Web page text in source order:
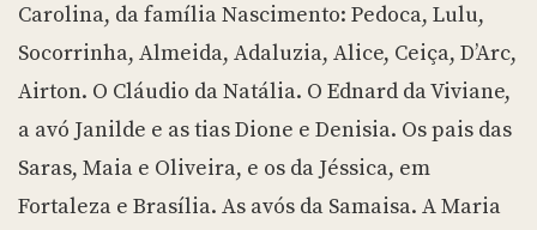
Carolina, da família Nascimento: Pedoca, Lulu,
Socorrinha, Almeida, Adaluzia, Alice, Ceiça, D’Arc,
Airton. O Cláudio da Natália. O Ednard da Viviane,
a avó Janilde e as tias Dione e Denisia. Os pais das
Saras, Maia e Oliveira, e os da Jéssica, em
Fortaleza e Brasília. As avós da Samaisa. A Maria